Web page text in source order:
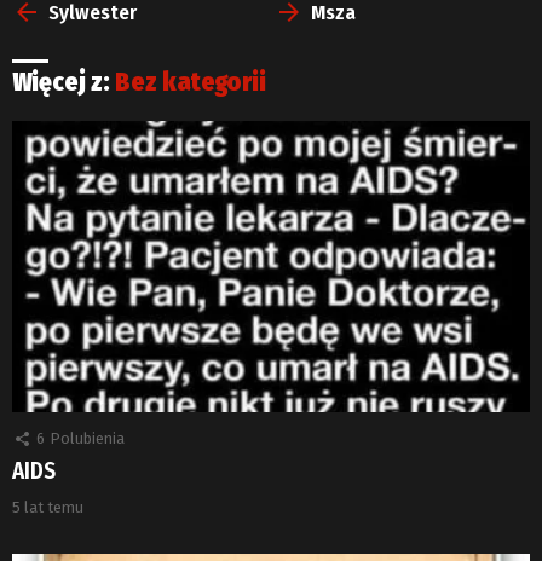
więcejSylwester Msza
Więcej z: Bez kategorii
6 Polubienia
AIDS
5 lat temu